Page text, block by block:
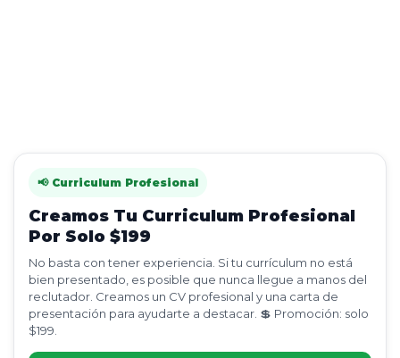
📢 Curriculum Profesional
Creamos Tu Curriculum Profesional
Por Solo $199
No basta con tener experiencia. Si tu currículum no está
bien presentado, es posible que nunca llegue a manos del
reclutador. Creamos un CV profesional y una carta de
presentación para ayudarte a destacar. 💲 Promoción: solo
$199.